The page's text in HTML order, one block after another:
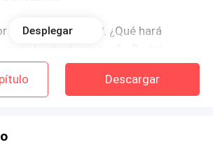
superar la lejanía?. ¿Qué hará
las tentaciones?, ¿Podrá
su promesa de amor?
de ellos las
Desplegar
Descargar